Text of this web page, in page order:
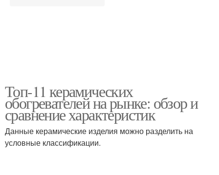
Топ-11 керамических
обогревателей на рынке: обзор и
сравнение характеристик
Данные керамические изделия можно разделить на
условные классификации.